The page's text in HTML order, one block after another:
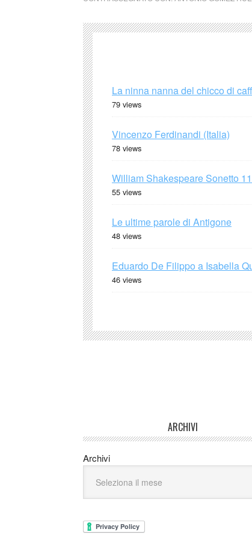
La ninna nanna del chicco di
79 views
Vincenzo Ferdinandi (Italia)
78 views
William Shakespeare Sonetto
55 views
Le ultime parole di Antigone
48 views
Eduardo De Filippo a Isabella
46 views
ARCHIVI
Archivi